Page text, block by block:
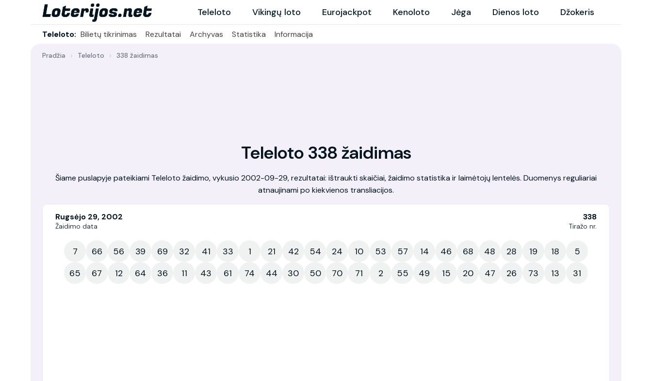
Teleloto Vikingų loto Eurojackpot Kenoloto Jėga Dienos loto Džokeris
Teleloto: Bilietų tikrinimas Rezultatai Archyvas Statistika Informacija
Pradžia Teleloto 338 žaidimas
Teleloto 338 žaidimas
Šiame puslapyje pateikiami Teleloto žaidimo, vykusio 2002-09-29, rezultatai: ištraukti skaičiai, žaidimo statistika ir laimėtojų lentelės. Duomenys reguliariai
atnaujinami po kiekvienos transliacijos.
Rugsėjo 29, 2002
Žaidimo data
338
Tiražo nr.
7 66 56 39 69 32 41 33 1 21 42 54 24 10 53 57 14 46 68 48 28 19 18
5
65
67 12 64 36 11 43 61 74 44 30 50 70 71 2 55 49 15 20 47 26 73 13 31